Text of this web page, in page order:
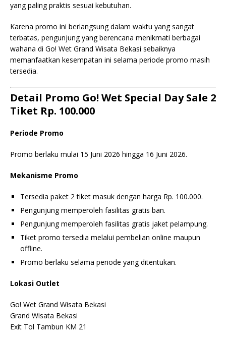
yang paling praktis sesuai kebutuhan.
Karena promo ini berlangsung dalam waktu yang sangat
terbatas, pengunjung yang berencana menikmati berbagai
wahana di Go! Wet Grand Wisata Bekasi sebaiknya
memanfaatkan kesempatan ini selama periode promo masih
tersedia.
Detail Promo Go! Wet Special Day Sale 2
Tiket Rp. 100.000
Periode Promo
Promo berlaku mulai 15 Juni 2026 hingga 16 Juni 2026.
Mekanisme Promo
Tersedia paket 2 tiket masuk dengan harga Rp. 100.000.
Pengunjung memperoleh fasilitas gratis ban.
Pengunjung memperoleh fasilitas gratis jaket pelampung.
Tiket promo tersedia melalui pembelian online maupun
offline.
Promo berlaku selama periode yang ditentukan.
Lokasi Outlet
Go! Wet Grand Wisata Bekasi
Grand Wisata Bekasi
Exit Tol Tambun KM 21